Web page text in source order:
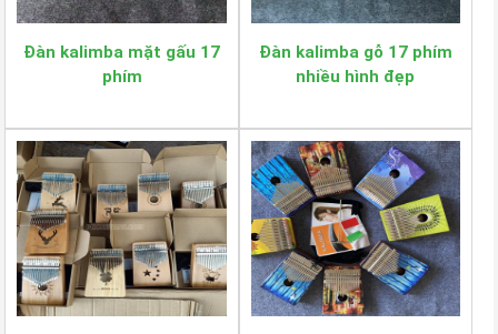
Đàn kalimba mặt gấu 17
phím
Đàn kalimba gỗ 17 phím
nhiều hình đẹp